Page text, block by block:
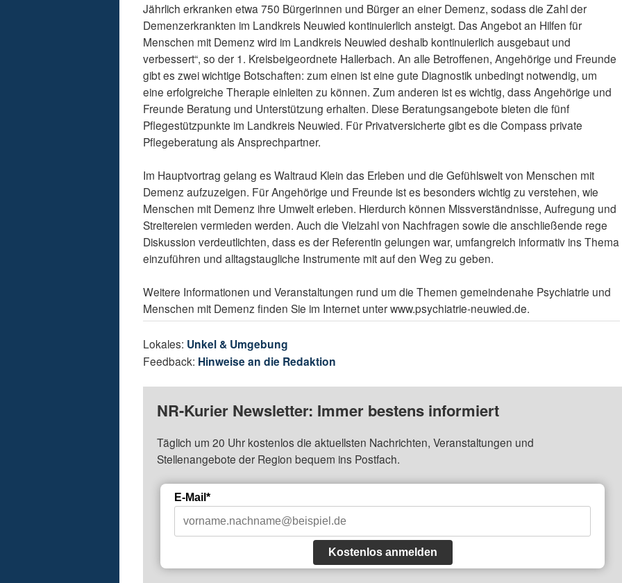
Jährlich erkranken etwa 750 Bürgerinnen und Bürger an einer Demenz, sodass die Zahl der
Demenzerkrankten im Landkreis Neuwied kontinuierlich ansteigt. Das Angebot an Hilfen für
Menschen mit Demenz wird im Landkreis Neuwied deshalb kontinuierlich ausgebaut und
verbessert“, so der 1. Kreisbeigeordnete Hallerbach. An alle Betroffenen, Angehörige und Freunde
gibt es zwei wichtige Botschaften: zum einen ist eine gute Diagnostik unbedingt notwendig, um
eine erfolgreiche Therapie einleiten zu können. Zum anderen ist es wichtig, dass Angehörige und
Freunde Beratung und Unterstützung erhalten. Diese Beratungsangebote bieten die fünf
Pflegestützpunkte im Landkreis Neuwied. Für Privatversicherte gibt es die Compass private
Pflegeberatung als Ansprechpartner.
Im Hauptvortrag gelang es Waltraud Klein das Erleben und die Gefühlswelt von Menschen mit
Demenz aufzuzeigen. Für Angehörige und Freunde ist es besonders wichtig zu verstehen, wie
Menschen mit Demenz ihre Umwelt erleben. Hierdurch können Missverständnisse, Aufregung und
Streitereien vermieden werden. Auch die Vielzahl von Nachfragen sowie die anschließende rege
Diskussion verdeutlichten, dass es der Referentin gelungen war, umfangreich informativ ins Thema
einzuführen und alltagstaugliche Instrumente mit auf den Weg zu geben.
Weitere Informationen und Veranstaltungen rund um die Themen gemeindenahe Psychiatrie und
Menschen mit Demenz finden Sie im Internet unter www.psychiatrie-neuwied.de.
Lokales: Unkel & Umgebung
Feedback: Hinweise an die Redaktion
NR-Kurier Newsletter: Immer bestens informiert
Täglich um 20 Uhr kostenlos die aktuellsten Nachrichten, Veranstaltungen und
Stellenangebote der Region bequem ins Postfach.
E-Mail*
Kostenlos anmelden